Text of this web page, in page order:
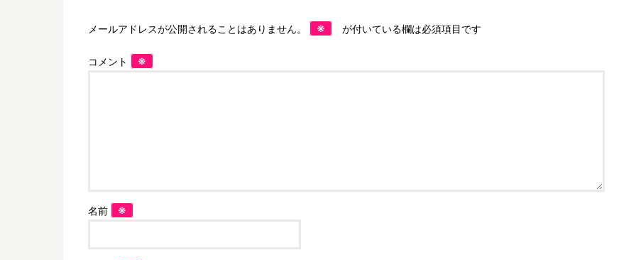
メールアドレスが公開されることはありません。 ※ が付いている欄は必須項目です
コメント ※
名前 ※